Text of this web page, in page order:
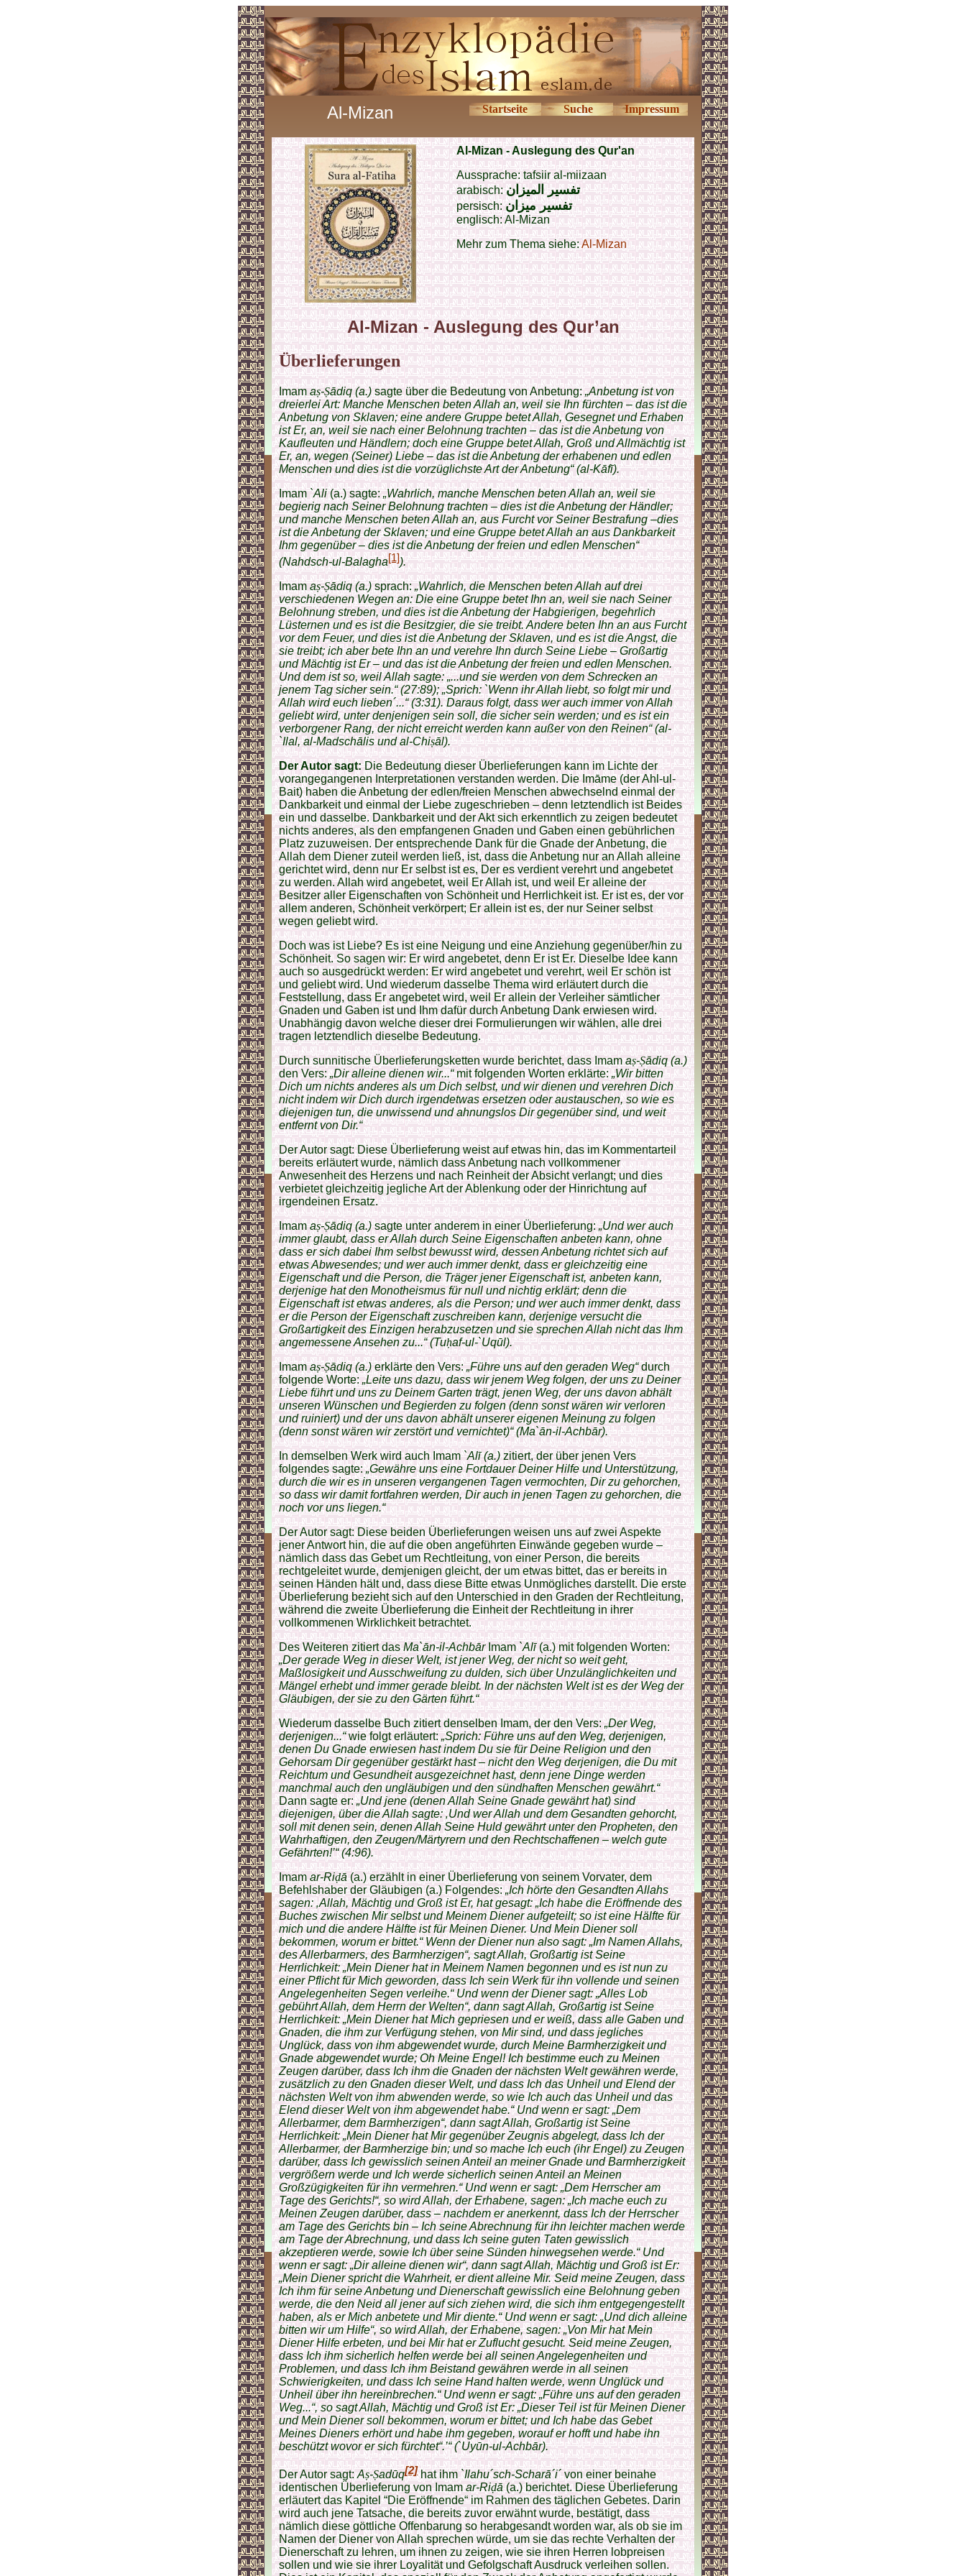
Al-Mizan Startseite Suche Impressum
Al-Mizan - Auslegung des Qur'an
Aussprache: tafsiir al-miizaan
arabisch:تفسير الميزان
persisch: تفسيرميزان
englisch: Al-Mizan
Mehr zum Thema siehe:Al-Mizan
Al-Mizan - Auslegung des Qur’an
Überlieferungen
Imamaṣ-Ṣādiq (a.)sagte über die Bedeutung von Anbetung:„Anbetung ist von
dreierlei Art: Manche Menschen beten Allah an, weil sie Ihn fürchten – das ist die
Anbetung von Sklaven; eine andere Gruppe betet Allah, Gesegnet und Erhaben
ist Er, an, weil sie nach einer Belohnung trachten – das ist die Anbetung von
Kaufleuten und Händlern; doch eine Gruppe betet Allah, Groß und Allmächtig ist
Er, an, wegen (Seiner) Liebe – das ist die Anbetung der erhabenen und edlen
Menschen und dies ist die vorzüglichste Art der Anbetung“ (al-Kāfī).
Imam`Ali(a.) sagte:„Wahrlich, manche Menschen beten Allah an, weil sie
begierig nach Seiner Belohnung trachten – dies ist die Anbetung der Händler;
und manche Menschen beten Allah an, aus Furcht vor Seiner Bestrafung –dies
ist die Anbetung der Sklaven; und eine Gruppe betet Allah an aus Dankbarkeit
Ihm gegenüber – dies ist die Anbetung der freien und edlen Menschen“
(Nahdsch-ul-Balagha[1]).
Imamaṣ-Ṣādiq (a.)sprach:„Wahrlich, die Menschen beten Allah auf drei
verschiedenen Wegen an: Die eine Gruppe betet Ihn an, weil sie nach Seiner
Belohnung streben, und dies ist die Anbetung der Habgierigen, begehrlich
Lüsternen und es ist die Besitzgier, die sie treibt. Andere beten Ihn an aus Furcht
vor dem Feuer, und dies ist die Anbetung der Sklaven, und es ist die Angst, die
sie treibt; ich aber bete Ihn an und verehre Ihn durch Seine Liebe – Großartig
und Mächtig ist Er – und das ist die Anbetung der freien und edlen Menschen.
Und dem ist so, weil Allah sagte: „...und sie werden von dem Schrecken an
jenem Tag sicher sein.“ (27:89); „Sprich: `Wenn ihr Allah liebt, so folgt mir und
Allah wird euch lieben´...“ (3:31). Daraus folgt, dass wer auch immer von Allah
geliebt wird, unter denjenigen sein soll, die sicher sein werden; und es ist ein
verborgener Rang, der nicht erreicht werden kann außer von den Reinen“ (al-
`Ilal, al-Madschālis und al-Chiṣāl).
Der Autor sagt:Die Bedeutung dieser Überlieferungen kann im Lichte der
vorangegangenen Interpretationen verstanden werden. Die Imāme (der Ahl-ul-
Bait) haben die Anbetung der edlen/freien Menschen abwechselnd einmal der
Dankbarkeit und einmal der Liebe zugeschrieben – denn letztendlich ist Beides
ein und dasselbe. Dankbarkeit und der Akt sich erkenntlich zu zeigen bedeutet
nichts anderes, als den empfangenen Gnaden und Gaben einen gebührlichen
Platz zuzuweisen. Der entsprechende Dank für die Gnade der Anbetung, die
Allah dem Diener zuteil werden ließ, ist, dass die Anbetung nur an Allah alleine
gerichtet wird, denn nur Er selbst ist es, Der es verdient verehrt und angebetet
zu werden. Allah wird angebetet, weil Er Allah ist, und weil Er alleine der
Besitzer aller Eigenschaften von Schönheit und Herrlichkeit ist. Er ist es, der vor
allem anderen, Schönheit verkörpert; Er allein ist es, der nur Seiner selbst
wegen geliebt wird.
Doch was ist Liebe? Es ist eine Neigung und eine Anziehung gegenüber/hin zu
Schönheit. So sagen wir: Er wird angebetet, denn Er ist Er. Dieselbe Idee kann
auch so ausgedrückt werden: Er wird angebetet und verehrt, weil Er schön ist
und geliebt wird. Und wiederum dasselbe Thema wird erläutert durch die
Feststellung, dass Er angebetet wird, weil Er allein der Verleiher sämtlicher
Gnaden und Gaben ist und Ihm dafür durch Anbetung Dank erwiesen wird.
Unabhängig davon welche dieser drei Formulierungen wir wählen, alle drei
tragen letztendlich dieselbe Bedeutung.
Durch sunnitische Überlieferungsketten wurde berichtet, dass Imamaṣ-Ṣādiq (a.)
den Vers:„Dir alleine dienen wir...“mit folgenden Worten erklärte:„Wir bitten
Dich um nichts anderes als um Dich selbst, und wir dienen und verehren Dich
nicht indem wir Dich durch irgendetwas ersetzen oder austauschen, so wie es
diejenigen tun, die unwissend und ahnungslos Dir gegenüber sind, und weit
entfernt von Dir.“
Der Autor sagt: Diese Überlieferung weist auf etwas hin, das im Kommentarteil
bereits erläutert wurde, nämlich dass Anbetung nach vollkommener
Anwesenheit des Herzens und nach Reinheit der Absicht verlangt; und dies
verbietet gleichzeitig jegliche Art der Ablenkung oder der Hinrichtung auf
irgendeinen Ersatz.
Imamaṣ-Ṣādiq (a.)sagte unter anderem in einer Überlieferung:„Und wer auch
immer glaubt, dass er Allah durch Seine Eigenschaften anbeten kann, ohne
dass er sich dabei Ihm selbst bewusst wird, dessen Anbetung richtet sich auf
etwas Abwesendes; und wer auch immer denkt, dass er gleichzeitig eine
Eigenschaft und die Person, die Träger jener Eigenschaft ist, anbeten kann,
derjenige hat den Monotheismus für null und nichtig erklärt; denn die
Eigenschaft ist etwas anderes, als die Person; und wer auch immer denkt, dass
er die Person der Eigenschaft zuschreiben kann, derjenige versucht die
Großartigkeit des Einzigen herabzusetzen und sie sprechen Allah nicht das Ihm
angemessene Ansehen zu...“ (Tuḥaf-ul-`Uqūl).
Imamaṣ-Ṣādiq (a.)erklärte den Vers:„Führe uns auf den geraden Weg“durch
folgende Worte:„Leite uns dazu, dass wir jenem Weg folgen, der uns zu Deiner
Liebe führt und uns zu Deinem Garten trägt, jenen Weg, der uns davon abhält
unseren Wünschen und Begierden zu folgen (denn sonst wären wir verloren
und ruiniert) und der uns davon abhält unserer eigenen Meinung zu folgen
(denn sonst wären wir zerstört und vernichtet)“ (Ma`ān-il-Achbār).
In demselben Werk wird auch Imam`Alī (a.)zitiert, der über jenen Vers
folgendes sagte:„Gewähre uns eine Fortdauer Deiner Hilfe und Unterstützung,
durch die wir es in unseren vergangenen Tagen vermochten, Dir zu gehorchen,
so dass wir damit fortfahren werden, Dir auch in jenen Tagen zu gehorchen, die
noch vor uns liegen.“
Der Autor sagt: Diese beiden Überlieferungen weisen uns auf zwei Aspekte
jener Antwort hin, die auf die oben angeführten Einwände gegeben wurde –
nämlich dass das Gebet um Rechtleitung, von einer Person, die bereits
rechtgeleitet wurde, demjenigen gleicht, der um etwas bittet, das er bereits in
seinen Händen hält und, dass diese Bitte etwas Unmögliches darstellt. Die erste
Überlieferung bezieht sich auf den Unterschied in den Graden der Rechtleitung,
während die zweite Überlieferung die Einheit der Rechtleitung in ihrer
vollkommenen Wirklichkeit betrachtet.
Des Weiteren zitiert dasMa`ān-il-AchbārImam`Alī(a.) mit folgenden Worten:
„Der gerade Weg in dieser Welt, ist jener Weg, der nicht so weit geht,
Maßlosigkeit und Ausschweifung zu dulden, sich über Unzulänglichkeiten und
Mängel erhebt und immer gerade bleibt. In der nächsten Welt ist es der Weg der
Gläubigen, der sie zu den Gärten führt.“
Wiederum dasselbe Buch zitiert denselben Imam, der den Vers:„Der Weg,
derjenigen...“wie folgt erläutert:„Sprich: Führe uns auf den Weg, derjenigen,
denen Du Gnade erwiesen hast indem Du sie für Deine Religion und den
Gehorsam Dir gegenüber gestärkt hast – nicht den Weg derjenigen, die Du mit
Reichtum und Gesundheit ausgezeichnet hast, denn jene Dinge werden
manchmal auch den ungläubigen und den sündhaften Menschen gewährt.“
Dann sagte er:„Und jene (denen Allah Seine Gnade gewährt hat) sind
diejenigen, über die Allah sagte: ‚Und wer Allah und dem Gesandten gehorcht,
soll mit denen sein, denen Allah Seine Huld gewährt unter den Propheten, den
Wahrhaftigen, den Zeugen/Märtyrern und den Rechtschaffenen – welch gute
Gefährten!’“ (4:96).
Imamar-Riḍā(a.) erzählt in einer Überlieferung von seinem Vorvater, dem
Befehlshaber der Gläubigen (a.) Folgendes:„Ich hörte den Gesandten Allahs
sagen: ‚Allah, Mächtig und Groß ist Er, hat gesagt: „Ich habe die Eröffnende des
Buches zwischen Mir selbst und Meinem Diener aufgeteilt; so ist eine Hälfte für
mich und die andere Hälfte ist für Meinen Diener. Und Mein Diener soll
bekommen, worum er bittet.“ Wenn der Diener nun also sagt: „Im Namen Allahs,
des Allerbarmers, des Barmherzigen“, sagt Allah, Großartig ist Seine
Herrlichkeit: „Mein Diener hat in Meinem Namen begonnen und es ist nun zu
einer Pflicht für Mich geworden, dass Ich sein Werk für ihn vollende und seinen
Angelegenheiten Segen verleihe.“ Und wenn der Diener sagt: „Alles Lob
gebührt Allah, dem Herrn der Welten“, dann sagt Allah, Großartig ist Seine
Herrlichkeit: „Mein Diener hat Mich gepriesen und er weiß, dass alle Gaben und
Gnaden, die ihm zur Verfügung stehen, von Mir sind, und dass jegliches
Unglück, dass von ihm abgewendet wurde, durch Meine Barmherzigkeit und
Gnade abgewendet wurde; Oh Meine Engel! Ich bestimme euch zu Meinen
Zeugen darüber, dass Ich ihm die Gnaden der nächsten Welt gewähren werde,
zusätzlich zu den Gnaden dieser Welt, und dass Ich das Unheil und Elend der
nächsten Welt von ihm abwenden werde, so wie Ich auch das Unheil und das
Elend dieser Welt von ihm abgewendet habe.“ Und wenn er sagt: „Dem
Allerbarmer, dem Barmherzigen“, dann sagt Allah, Großartig ist Seine
Herrlichkeit: „Mein Diener hat Mir gegenüber Zeugnis abgelegt, dass Ich der
Allerbarmer, der Barmherzige bin; und so mache Ich euch (ihr Engel) zu Zeugen
darüber, dass Ich gewisslich seinen Anteil an meiner Gnade und Barmherzigkeit
vergrößern werde und Ich werde sicherlich seinen Anteil an Meinen
Großzügigkeiten für ihn vermehren.“ Und wenn er sagt: „Dem Herrscher am
Tage des Gerichts!“, so wird Allah, der Erhabene, sagen: „Ich mache euch zu
Meinen Zeugen darüber, dass – nachdem er anerkennt, dass Ich der Herrscher
am Tage des Gerichts bin – Ich seine Abrechnung für ihn leichter machen werde
am Tage der Abrechnung, und dass Ich seine guten Taten gewisslich
akzeptieren werde, sowie Ich über seine Sünden hinwegsehen werde.“ Und
wenn er sagt: „Dir alleine dienen wir“, dann sagt Allah, Mächtig und Groß ist Er:
„Mein Diener spricht die Wahrheit, er dient alleine Mir. Seid meine Zeugen, dass
Ich ihm für seine Anbetung und Dienerschaft gewisslich eine Belohnung geben
werde, die den Neid all jener auf sich ziehen wird, die sich ihm entgegengestellt
haben, als er Mich anbetete und Mir diente.“ Und wenn er sagt: „Und dich alleine
bitten wir um Hilfe“, so wird Allah, der Erhabene, sagen: „Von Mir hat Mein
Diener Hilfe erbeten, und bei Mir hat er Zuflucht gesucht. Seid meine Zeugen,
dass Ich ihm sicherlich helfen werde bei all seinen Angelegenheiten und
Problemen, und dass Ich ihm Beistand gewähren werde in all seinen
Schwierigkeiten, und dass Ich seine Hand halten werde, wenn Unglück und
Unheil über ihn hereinbrechen.“ Und wenn er sagt: „Führe uns auf den geraden
Weg...“, so sagt Allah, Mächtig und Groß ist Er: „Dieser Teil ist für Meinen Diener
und Mein Diener soll bekommen, worum er bittet; und Ich habe das Gebet
Meines Dieners erhört und habe ihm gegeben, worauf er hofft und habe ihn
beschützt wovor er sich fürchtet“.’“ (`Uyūn-ul-Achbār).
Der Autor sagt:Aṣ-Ṣadūq[2]hat ihm`Ilahu´sch-Scharā´i´von einer beinahe
identischen Überlieferung von Imamar-Riḍā(a.) berichtet. Diese Überlieferung
erläutert das Kapitel “Die Eröffnende“ im Rahmen des täglichen Gebetes. Darin
wird auch jene Tatsache, die bereits zuvor erwähnt wurde, bestätigt, dass
nämlich diese göttliche Offenbarung so herabgesandt worden war, als ob sie im
Namen der Diener von Allah sprechen würde, um sie das rechte Verhalten der
Dienerschaft zu lehren, um ihnen zu zeigen, wie sie ihren Herren lobpreisen
sollen und wie sie ihrer Loyalität und Gefolgschaft Ausdruck verleihen sollen.